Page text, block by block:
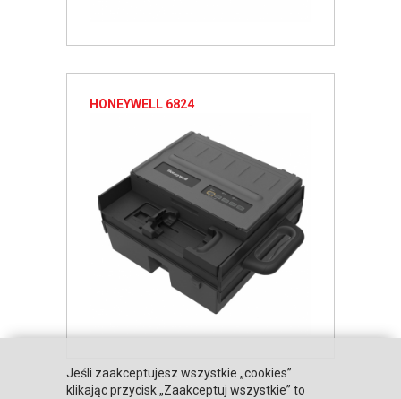
HONEYWELL 6824
Jeśli zaakceptujesz wszystkie „cookies”
klikając przycisk „Zaakceptuj wszystkie” to